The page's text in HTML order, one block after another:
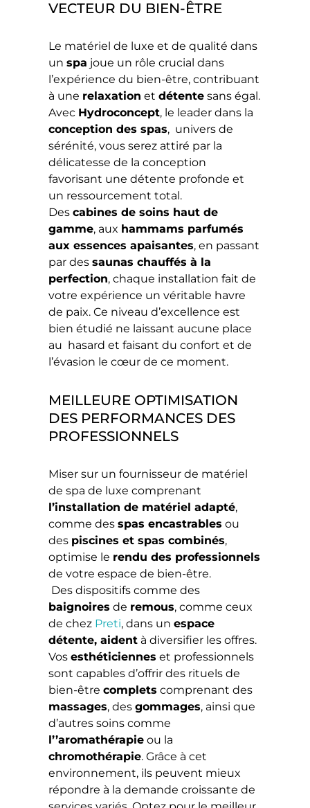
VECTEUR DU BIEN-ÊTRE
Le matériel de luxe et de qualité dans
un spa joue un rôle crucial dans
l’expérience du bien-être, contribuant
à une relaxation et détente sans égal.
Avec Hydroconcept, le leader dans la
conception des spas, univers de
sérénité, vous serez attiré par la
délicatesse de la conception
favorisant une détente profonde et
un ressourcement total.
Des cabines de soins haut de
gamme, aux hammams parfumés
aux essences apaisantes, en passant
par des saunas chauffés à la
perfection, chaque installation fait de
votre expérience un véritable havre
de paix. Ce niveau d’excellence est
bien étudié ne laissant aucune place
au hasard et faisant du confort et de
l’évasion le cœur de ce moment.
MEILLEURE OPTIMISATION
DES PERFORMANCES DES
PROFESSIONNELS
Miser sur un fournisseur de matériel
de spa de luxe comprenant
l’installation de matériel adapté,
comme des spas encastrables ou
des piscines et spas combinés,
optimise le rendu des professionnels
de votre espace de bien-être.
Des dispositifs comme des
baignoires de remous, comme ceux
de chez Preti, dans un espace
détente, aident à diversifier les offres.
Vos esthéticiennes et professionnels
sont capables d’offrir des rituels de
bien-être complets comprenant des
massages, des gommages, ainsi que
d’autres soins comme
l’’aromathérapie ou la
chromothérapie. Grâce à cet
environnement, ils peuvent mieux
répondre à la demande croissante de